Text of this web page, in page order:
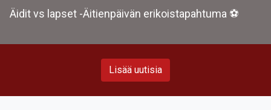
Äidit vs lapset -Äitienpäivän erikoistapahtuma ⚽️
Lisää uutisia